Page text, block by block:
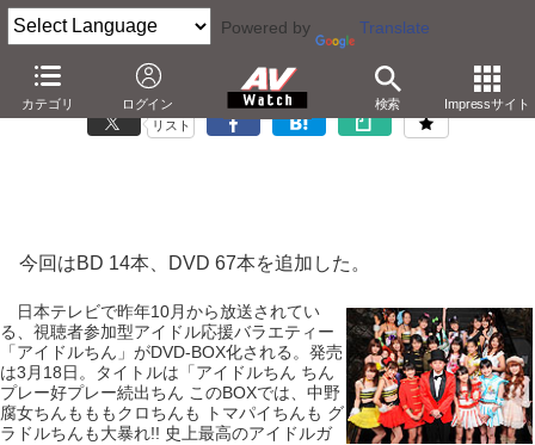
Powered by Translate
カテゴリ ログイン 検索 Impressサイト
「Blu-ray/DVD発売日一覧」1月12日の更新情報
リスト
今回はBD 14本、DVD 67本を追加した。
日本テレビで昨年10月から放送されてい
る、視聴者参加型アイドル応援バラエティー
「アイドルちん」がDVD-BOX化される。発売
は3月18日。タイトルは「アイドルちん ちん
プレー好プレー続出ちん このBOXでは、中野
腐女ちんもももクロちんも トマパイちんも グ
ラドルちんも大暴れ!! 史上最高のアイドルガ